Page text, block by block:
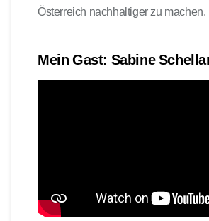
Österreich nachhaltiger zu machen.
Mein Gast: Sabine